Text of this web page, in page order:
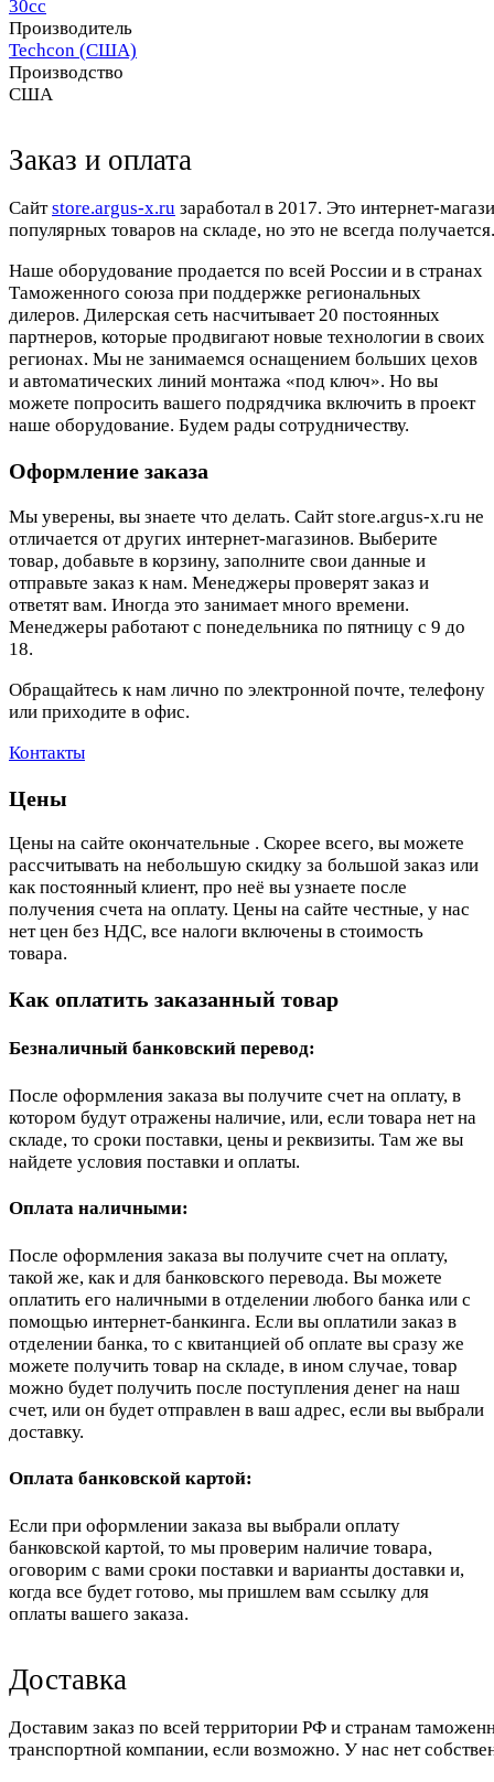
30сс
Производитель
Techcon (США)
Производство
США
Заказ и оплата
Cайтstore.argus-x.ru заработал в 2017. Это интернет-
популярных товаров на складе, но это не всегда
Наше оборудование продается по всей России и в странах
Таможенного союза при поддержке региональных
дилеров. Дилерская сеть насчитывает 20 постоянных
партнеров, которые продвигают новые технологии в своих
регионах. Мы не занимаемся оснащением больших цехов
и автоматических линий монтажа «под ключ». Но вы
можете попросить вашего подрядчика включить в проект
наше оборудование. Будем рады сотрудничеству.
Оформление заказа
Мы уверены, вы знаете что делать. Сайт store.argus-x.ru не
отличается от других интернет-магазинов. Выберите
товар, добавьте в корзину, заполните свои данные и
отправьте заказ к нам. Менеджеры проверят заказ и
ответят вам. Иногда это занимает много времени.
Менеджеры работают с понедельника по пятницу с 9 до
18.
Обращайтесь к нам лично по электронной почте, телефону
или приходите в офис.
Контакты
Цены
Цены на сайте окончательные . Скорее всего, вы можете
рассчитывать на небольшую скидку за большой заказ или
как постоянный клиент, про неё вы узнаете после
получения счета на оплату. Цены на сайте честные, у нас
нет цен без НДС, все налоги включены в стоимость
товара.
Как оплатить заказанный товар
Безналичный банковский перевод:
После оформления заказа вы получите счет на оплату, в
котором будут отражены наличие, или, если товара нет на
складе, то сроки поставки, цены и реквизиты. Там же вы
найдете условия поставки и оплаты.
Оплата наличными:
После оформления заказа вы получите счет на оплату,
такой же, как и для банковского перевода. Вы можете
оплатить его наличными в отделении любого банка или с
помощью интернет-банкинга. Если вы оплатили заказ в
отделении банка, то с квитанцией об оплате вы сразу же
можете получить товар на складе, в ином случае, товар
можно будет получить после поступления денег на наш
счет, или он будет отправлен в ваш адрес, если вы выбрали
доставку.
Оплата банковской картой:
Если при оформлении заказа вы выбрали оплату
банковской картой, то мы проверим наличие товара,
оговорим с вами сроки поставки и варианты доставки и,
когда все будет готово, мы пришлем вам ссылку для
оплаты вашего заказа.
Доставка
Доставим заказ по всей территории РФ и странам
транспортной компании, если возможно. У нас нет